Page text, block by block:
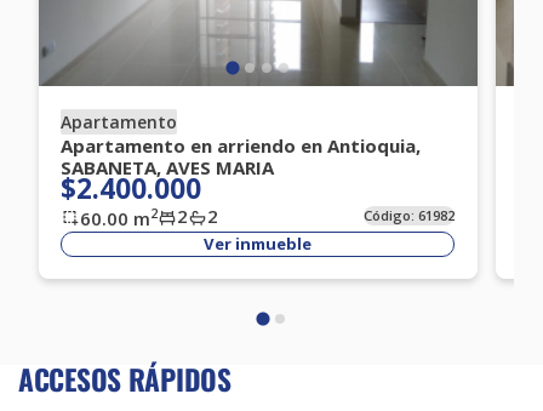
Apartamento
Apartamento en arriendo en Antioquia,
SABANETA, AVES MARIA
$2.400.000
60.00 m2 2 2 Código:61982
Ver inmueble
ACCESOS RÁPIDOS